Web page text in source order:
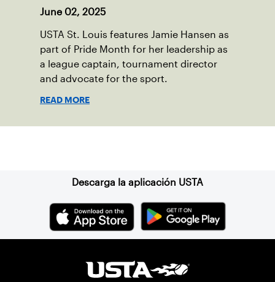
June 02, 2025
USTA St. Louis features Jamie Hansen as
part of Pride Month for her leadership as
a league captain, tournament director
and advocate for the sport.
READ MORE
Descarga la aplicación USTA